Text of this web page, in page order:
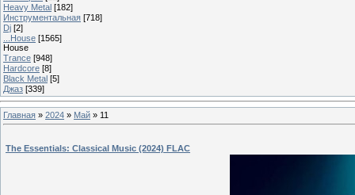
Heavy Metal [182]
Инструментальная [718]
Dj [2]
...House [1565]
House
Trance [948]
Hardcore [8]
Black Metal [5]
Джаз [339]
Главная » 2024 » Май » 11
The Essentials: Classical Music (2024) FLAC